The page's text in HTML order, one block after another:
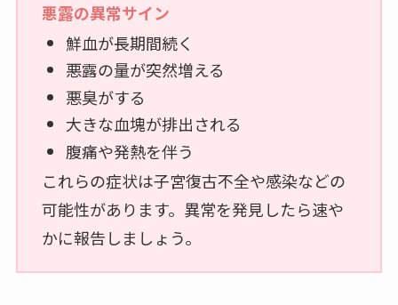
悪露の異常サイン
鮮血が長期間続く
悪露の量が突然増える
悪臭がする
大きな血塊が排出される
腹痛や発熱を伴う
これらの症状は子宮復古不全や感染などの
可能性があります。異常を発見したら速や
かに報告しましょう。